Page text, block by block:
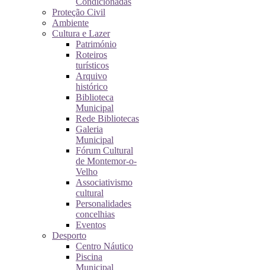
Proteção Civil
Ambiente
Cultura e Lazer
Património
Roteiros
turísticos
Arquivo
histórico
Biblioteca
Municipal
Rede Bibliotecas
Galeria
Municipal
Fórum Cultural
de Montemor-o-
Velho
Associativismo
cultural
Personalidades
concelhias
Eventos
Desporto
Centro Náutico
Piscina
Municipal